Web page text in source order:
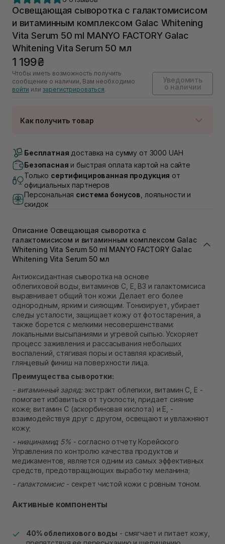
Освещающая сыворотка с галактомисисом
и витаминным комплексом Galac Whitening
Vita Serum 50 ml MANYO FACTORY Galac
Whitening Vita Serum 50 мл
1 199₴
Чтобы иметь возможность получить
сообщение о наличии, Вам необходимо
войти или зарегистрироваться.
Уведомить
о наличии
Как получить товар
Нет в наличии!
Самовывоз г. Луцк, Винниченка 4
Самовывоз г. Львов, ул. Академика Подстригача,
1В (Duck's Lake)
Нет в наличии!
Самовывоз Львов (Ивана Франко 36)
Самовывоз г. Львов ул. Степана Бандеры 43
Нет в наличии!
Самовывоз Ровно
Нет в наличии!
Экватор)
Нет в наличии!
Бесплатная доставка на сумму от 3000 UAH
Безопасная и быстрая оплата картой на сайте
Только сертифицированная продукция от
официальных партнеров
Персональная система бонусов , лояльности и
скидок
Описание Освещающая сыворотка с
галактомисисом и витаминным комплексом Galac
Whitening Vita Serum 50 ml MANYO FACTORY Galac
Whitening Vita Serum 50 мл
Антиоксидантная сыворотка на основе
облепиховой воды, витаминов С, Е, В3 и галактомисиса
выравнивает общий тон кожи. Делает его более
однородным, ярким и сияющим. Тонизирует, убирает
следы усталости, защищает кожу от фотостарения, а
также борется с мелкими несовершенствами:
локальными высыпаниями и угревой сыпью. Ускоряет
процесс заживления и рассасывания небольших
воспалений, стягивая поры и оставляя красивый,
глянцевый финиш на поверхности лица.
Преимущества сыворотки:
- витаминный заряд: экстракт облепихи, витамин С, Е -
помогает избавиться от тусклости, придает сияние
коже; витамин С (аскорбиновая кислота) и Е, -
взаимодействуя друг с другом, освещают и увлажняют
кожу;
- ниацинамид 5% - согласно отчету Корейского
Управления по контролю качества продуктов и
медикаментов, является одним из самых эффективных
средств, предотвращающих выработку меланина;
- галактомисис - секрет чистой кожи с ровным тоном.
Активные компоненты
40% облепихового воды - смягчает и питает кожу,